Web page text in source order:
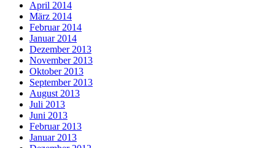
April 2014
März 2014
Februar 2014
Januar 2014
Dezember 2013
November 2013
Oktober 2013
September 2013
August 2013
Juli 2013
Juni 2013
Februar 2013
Januar 2013